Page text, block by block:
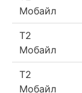
Мобайл
Т2
Мобайл
Т2
Мобайл